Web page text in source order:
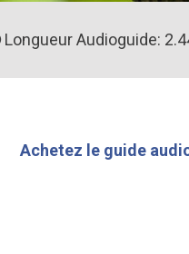
Longueur Audioguide:
Achetez le guide